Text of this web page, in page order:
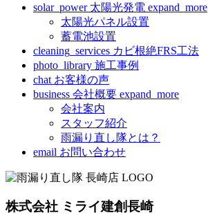
solar_power 太陽光発電 expand_more
太陽光パネル設置
蓄電池設置
cleaning_services カビ根絶FRS工法
photo_library 施工事例
chat お客様の声
business 会社概要 expand_more
会社案内
スタッフ紹介
雨漏り直し隊とは？
email お問い合わせ
株式会社 ミライ建創長崎